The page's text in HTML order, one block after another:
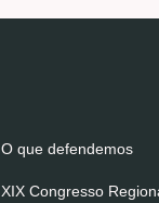
O que defendemos
XIX Congresso